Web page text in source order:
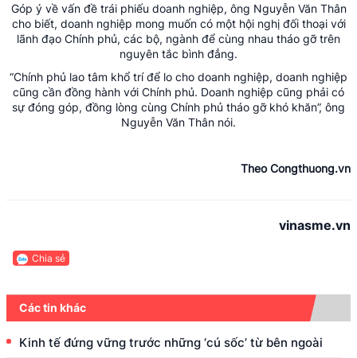
Góp ý về vấn đề trái phiếu doanh nghiệp, ông Nguyễn Văn Thân
cho biết, doanh nghiệp mong muốn có một hội nghị đối thoại với
lãnh đạo Chính phủ, các bộ, ngành để cùng nhau tháo gỡ trên
nguyên tắc bình đẳng.
“Chính phủ lao tâm khổ trí để lo cho doanh nghiệp, doanh nghiệp
cũng cần đồng hành với Chính phủ. Doanh nghiệp cũng phải có
sự đóng góp, đồng lòng cùng Chính phủ tháo gỡ khó khăn”, ông
Nguyễn Văn Thân nói.
Theo Congthuong.vn
vinasme.vn
Chia sẻ
Các tin khác
Kinh tế đứng vững trước những ‘cú sốc’ từ bên ngoài